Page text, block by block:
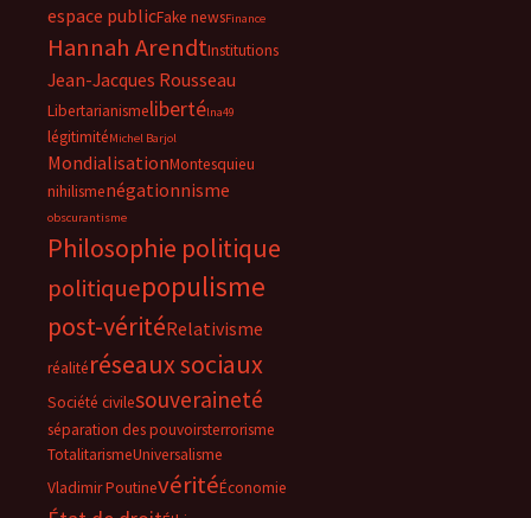
espace publicFake newsFinance
Hannah ArendtInstitutions
Jean-Jacques Rousseau
Libertarianismelibertélna49
légitimitéMichel Barjol
MondialisationMontesquieu
nihilismenégationnisme
obscurantisme
Philosophie politique
politiquepopulisme
post-véritéRelativisme
réalitéréseaux sociaux
Société civilesouveraineté
séparation des pouvoirsterrorisme
TotalitarismeUniversalisme
Vladimir PoutinevéritéÉconomie